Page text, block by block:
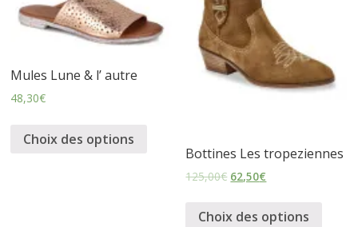
Mules Lune & l’ autre
48,30€
Choix des options
Bottines Les tropeziennes
125,00€ 62,50€
Choix des options